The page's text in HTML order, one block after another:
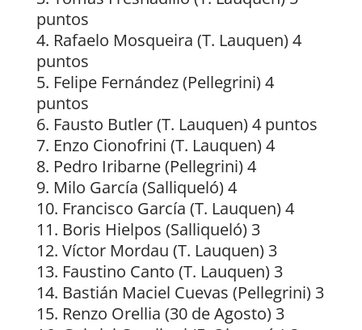
puntos
Rafaelo Mosqueira (T. Lauquen) 4
puntos
Felipe Fernández (Pellegrini) 4
puntos
Fausto Butler (T. Lauquen) 4 puntos
Enzo Cionofrini (T. Lauquen) 4
Pedro Iribarne (Pellegrini) 4
Milo García (Salliqueló) 4
Francisco García (T. Lauquen) 4
Boris Hielpos (Salliqueló) 3
Víctor Mordau (T. Lauquen) 3
Faustino Canto (T. Lauquen) 3
Bastián Maciel Cuevas (Pellegrini) 3
Renzo Orellia (30 de Agosto) 3